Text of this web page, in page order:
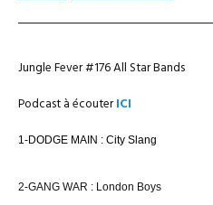
Jungle Fever #176 All Star Bands
Podcast à écouterICI
1-DODGE MAIN : City Slang
2-GANG WAR : London Boys